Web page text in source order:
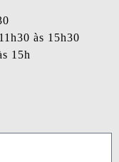
às 15h30
15h